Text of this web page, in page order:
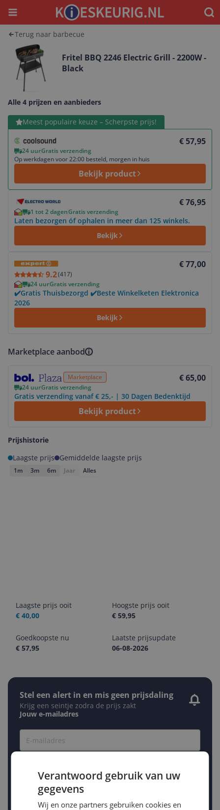
Menu
Terug naar barbecue
Fritel BBQ 2246 Electric Grill - 2200W -
Black
Alle 4 prijzen en aanbieders
Meest populaire keuze – Scherpste prijs!
€ 57,95
24 uurGratis verzending
Op werkdagen voor 22:00 besteld, morgen in huis
Bekijk product
Bekijk product
€ 76,95
1 tot 2 dagenGratis verzending
Laten bezorgen óf ophalen in meer dan 125 winkels.
Bekijk
9.2(417)
€ 77,00
24 uurGratis verzending
✔️Gratis Thuisbezorgd ✔️Beste Winkelketen Elektronica
2026
Bekijk
Marketplace aanbod
Marketplace € 65,00
24 uurGratis verzending
Gratis verzending vanaf € 25,- | 30 Dagen Bedenktijd
Bekijk product
Prijshistorie
Laagste prijs
Gemiddelde laagste prijs
1m 3m 6m Jaar Alles
Laagste prijs ooit
€ 40,00
Hoogste prijs ooit
€ 59,95
Goedkoopste nu
€ 57,95
Laatste prijsupdate
06-08-2026
Stel een alert in en mis geen prijsdaling
Krijg een seintje zodra de prijs zakt
Jouw e-mailadres
Gewenste daling of bedrag
-5% -10% -15%
€
Prijsalert aanzetten
Verantwoord gebruik van uw
gegevens
Wij en onze partners gebruiken cookies en